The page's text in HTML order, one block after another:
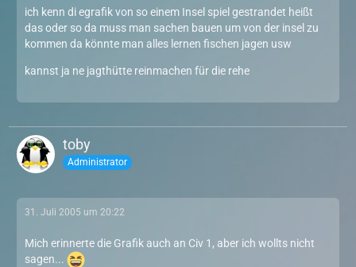
ich kenn di egrafik von so einem Insel spiel gestrandet heißt
das oder so da muss man sachen bauen um von der insel zu
kommen da könnte man alles lernen fischen jagen usw
kannst ja ne jagthütte reinmachen für die rehe
toby
Administrator
31. Juli 2005 um 20:22
Mich erinnerte die Grafik auch an Civ 1, aber ich wollts nicht
sagen...